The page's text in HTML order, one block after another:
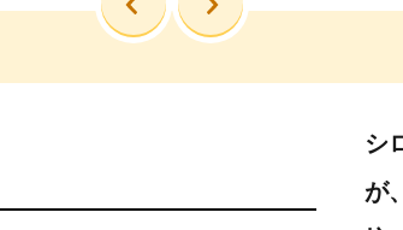
シ
が